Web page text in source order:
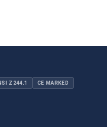
Z244.1 CE MARKED